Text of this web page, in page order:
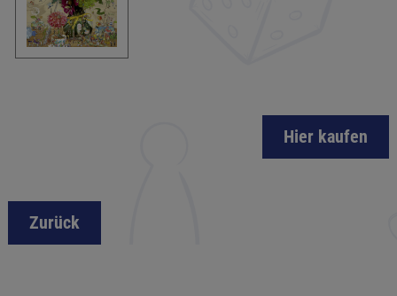
Hier kaufen
Zurück